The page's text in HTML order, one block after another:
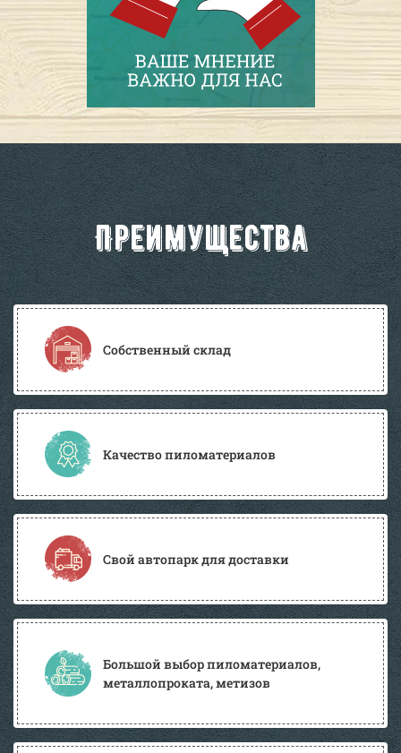
Преимущества
Собственный склад
Качество пиломатериалов
Свой автопарк для доставки
Большой выбор пиломатериалов,
металлопроката, метизов